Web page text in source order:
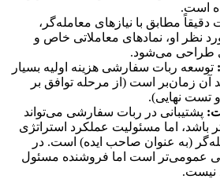
است.
دقیقاً مطابق با نیازهای معامله‌گر،
نظر او، نمادهای معاملاتی خاص و
طراحی می‌شود.
توسعه ربات سفارشی هزینه اولیه بسیار
آن زمان‌بر است (از مرحله توافق بر
و تست نهایی).
پشتیبانی در ربات سفارشی می‌تواند
باشد، اما مسئولیت عملکرد استراتژی
(به عنوان صاحب ایده) است. در
عمومی‌تر است اما فروشنده مسئول
نیست.